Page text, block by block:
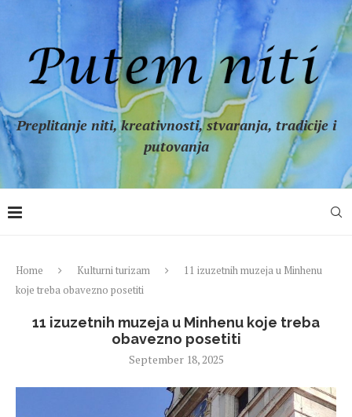
Preplitanje niti, kreativnosti, stvaranja, tradicije i
putovanja
Home Kulturni turizam
11 izuzetnih muzeja u Minhenu
koje treba obavezno posetiti
11 izuzetnih muzeja u Minhenu koje treba
obavezno posetiti
September 18, 2025